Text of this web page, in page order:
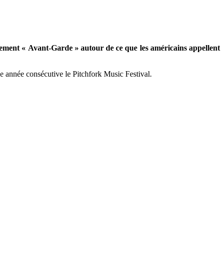
« Avant-Garde » autour de ce que les américains appellent
année consécutive le Pitchfork Music Festival.